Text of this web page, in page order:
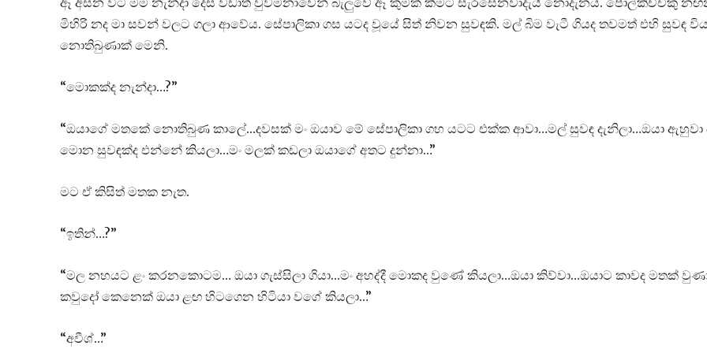
මිහිරි නද මා සවන් වලට ගලා ආවේය. සේපාලිකා ගස යටද වූයේ සිත් නිවන සුවඳකි. මල් බිම වැටී ගියද තවමත් එහි සුවඳ
නොතිබුණාක් මෙනි.
“මොකක්ද නැන්දා…?”
“ඔයාගේ මතකේ නොතිබුණ කාලේ…දවසක් මං ඔයාව මේ සේපාලිකා ගහ යටට එක්ක ආවා…මල් සුවඳ දැනිලා…ඔයා ඇහුවා
මොන සුවඳක්ද එන්නේ කියලා…මං මලක් කඩලා ඔයාගේ අතට දුන්නා…”
මට ඒ කිසිත් මතක නැත.
“ඉතින්…?”
“මල නහයට ළං කරනකොටම… ඔයා ගැස්සිලා ගියා…මං අහද්දී මොකද වුණේ කියලා…ඔයා කිව්වා…ඔයාට කාවද මතක්
කවුදෝ කෙනෙක් ඔයා ළඟ හිටගෙන හිටියා වගේ කියලා…”
“අවීශ්…”